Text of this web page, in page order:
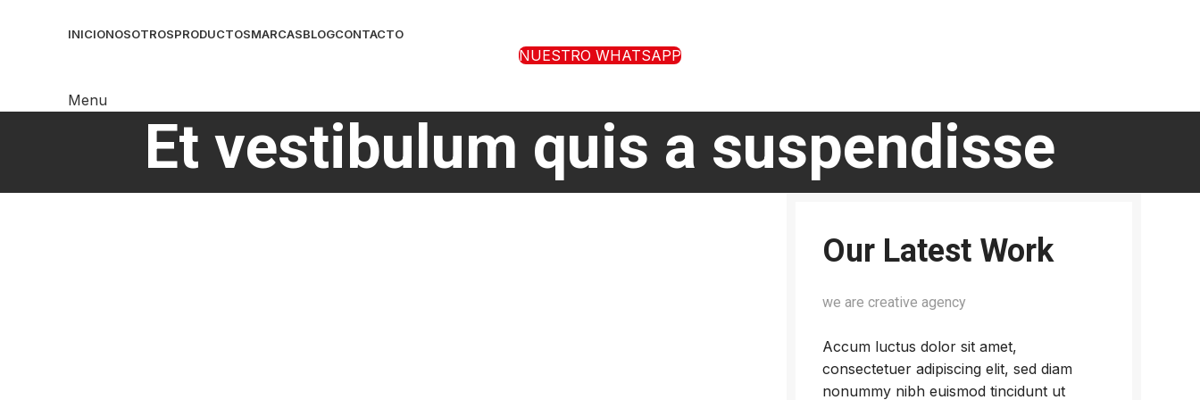
INICIONOSOTROSPRODUCTOSMARCASBLOGCONTACTO
NUESTRO WHATSAPP
Menu
Et vestibulum quis a suspendisse
Our Latest Work
we are creative agency
Accum luctus dolor sit amet,
consectetuer adipiscing elit, sed diam
nonummy nibh euismod tincidunt ut